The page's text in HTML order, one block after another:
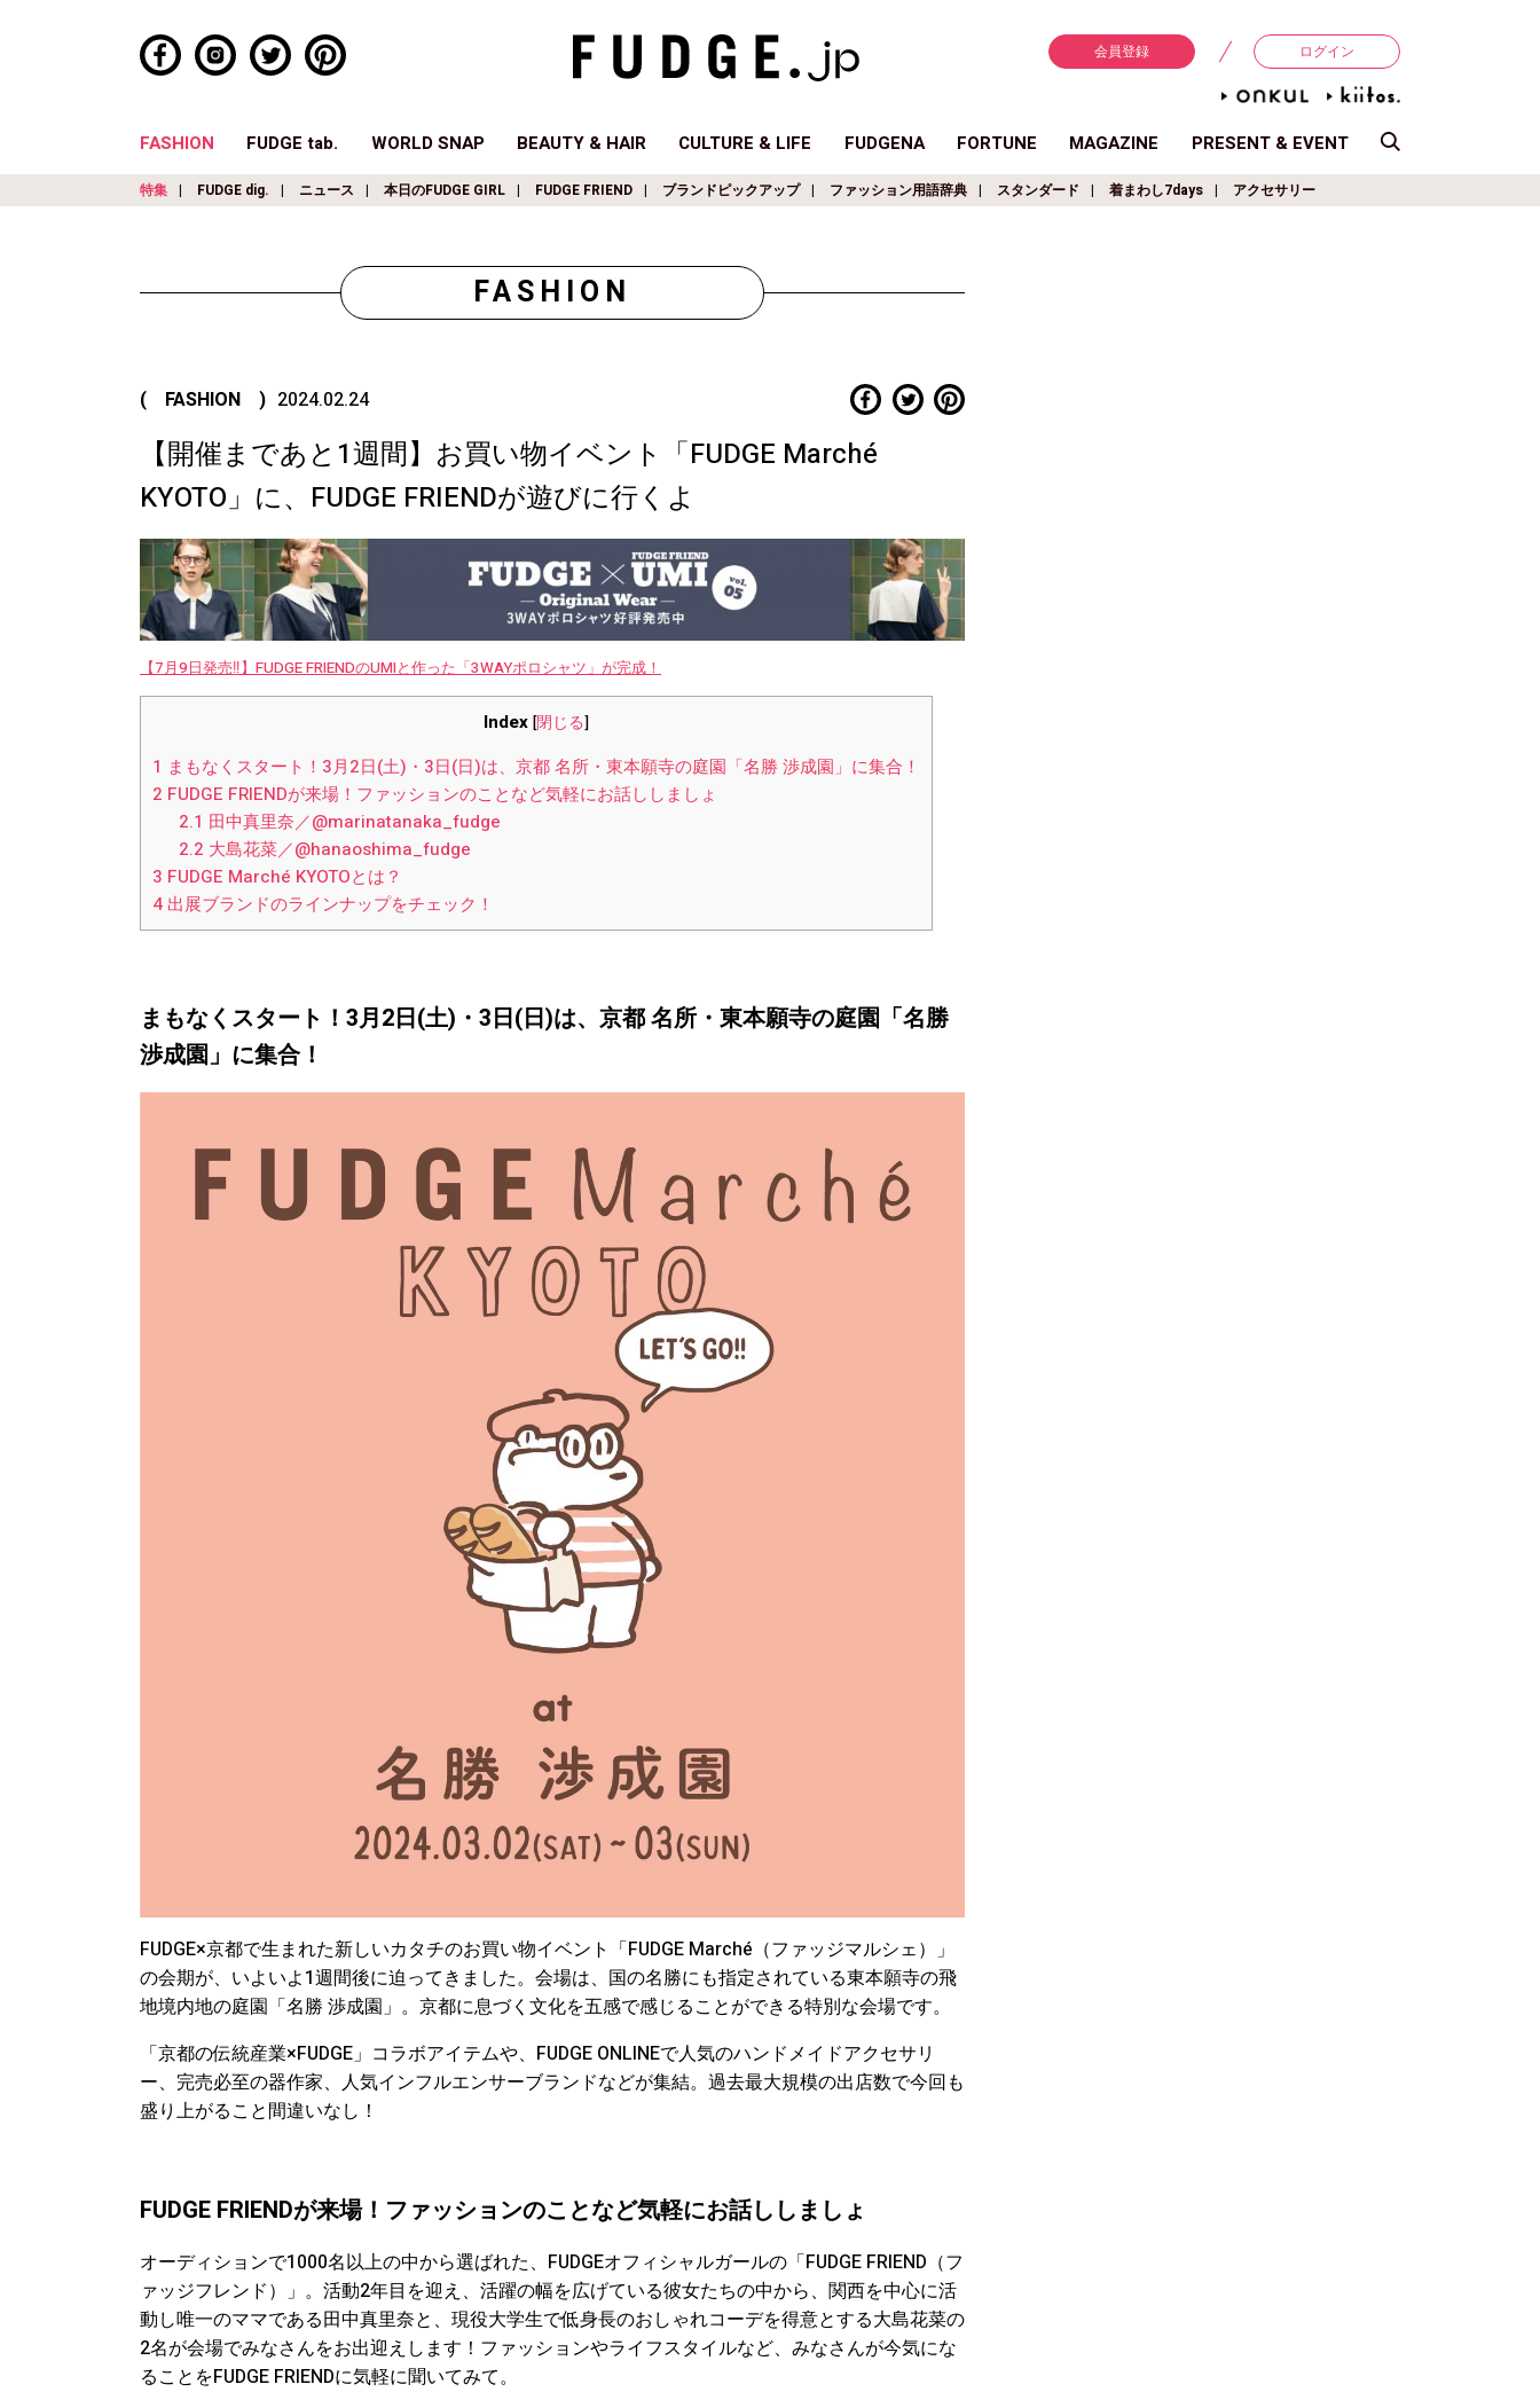
会員登録 ログイン
FASHION FUDGE tab. WORLD SNAP BEAUTY & HAIR CULTURE & LIFE FUDGENA FORTUNE MAGAZINE PRESENT & EVENT
特集 FUDGE dig. ニュース 本日のFUDGE GIRL FUDGE FRIEND ブランドピックアップ ファッション用語辞典 スタンダード 着まわし7days アクセサリー
FASHION
( FASHION ) 2024.02.24
【開催まであと1週間】お買い物イベント「FUDGE Marché
KYOTO」に、FUDGE FRIENDが遊びに行くよ
【7月9日発売‼︎】FUDGE FRIENDのUMIと作った「3WAYポロシャツ」が完成！
Index [閉じる]
1 まもなくスタート！3月2日(土)・3日(日)は、京都 名所・東本願寺の庭園「名勝 渉成園」に集合！
2 FUDGE FRIENDが来場！ファッションのことなど気軽にお話ししましょ
2.1 田中真里奈／@marinatanaka_fudge
2.2 大島花菜／@hanaoshima_fudge
3 FUDGE Marché KYOTOとは？
4 出展ブランドのラインナップをチェック！
まもなくスタート！3月2日(土)・3日(日)は、京都 名所・東本願寺の庭園「名勝
渉成園」 に集合！
FUDGE×京都で生まれた新しいカタチのお買い物イベント「FUDGE Marché（ファッジマルシェ）」
の会期が、いよいよ1週間後に迫ってきました。会場は、国の名勝にも指定されている東本願寺の飛
地境内地の庭園「名勝 渉成園」。京都に息づく文化を五感で感じることができる特別な会場です。
「京都の伝統産業×FUDGE」コラボアイテムや、FUDGE ONLINEで人気のハンドメイドアクセサリ
ー、完売必至の器作家、人気インフルエンサーブランドなどが集結。過去最大規模の出店数で今回も
盛り上がること間違いなし！
FUDGE FRIENDが来場！ファッションのことなど気軽にお話ししましょ
オーディションで1000名以上の中から選ばれた、FUDGEオフィシャルガールの「FUDGE FRIEND（フ
ァッジフレンド）」。活動2年目を迎え、活躍の幅を広げている彼女たちの中から、関西を中心に活
動し唯一のママである田中真里奈と、現役大学生で低身長のおしゃれコーデを得意とする大島花菜の
2名が会場でみなさんをお出迎えします！ファッションやライフスタイルなど、みなさんが今気にな
ることをFUDGE FRIENDに気軽に聞いてみて。